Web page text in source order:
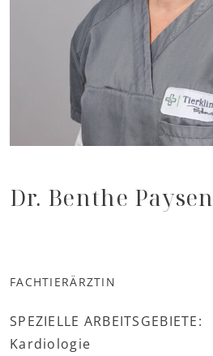
Dr. Benthe Paysen
FACHTIERÄRZTIN
SPEZIELLE ARBEITSGEBIETE:
Kardiologie